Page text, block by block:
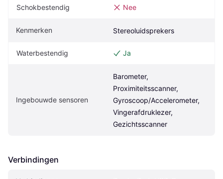
Schokbestendig Nee
Kenmerken Stereoluidsprekers
Waterbestendig Ja
Ingebouwde sensoren
Barometer,
Proximiteitsscanner,
Gyroscoop/Accelerometer,
Vingerafdruklezer,
Gezichtsscanner
Verbindingen